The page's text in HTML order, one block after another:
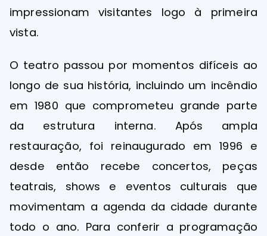
impressionam visitantes logo à primeira
vista.
O teatro passou por momentos difíceis ao
longo de sua história, incluindo um incêndio
em 1980 que comprometeu grande parte
da estrutura interna. Após ampla
restauração, foi reinaugurado em 1996 e
desde então recebe concertos, peças
teatrais, shows e eventos culturais que
movimentam a agenda da cidade durante
todo o ano. Para conferir a programação